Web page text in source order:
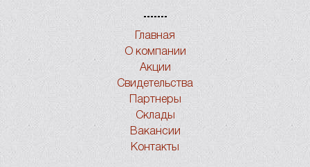
Главная
О компании
Акции
Свидетельства
Партнеры
Склады
Вакансии
Контакты